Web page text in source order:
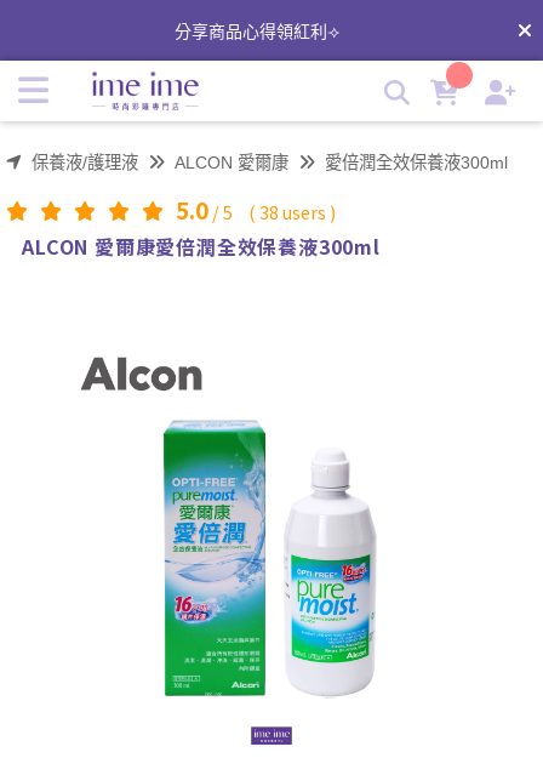
瞳店
分享商品心得領紅利⟢
保養液/護理液 ALCON 愛爾康 愛倍潤全效保養液300ml
5.0/5 (38users )
ALCON 愛爾康愛倍潤全效保養液300ml